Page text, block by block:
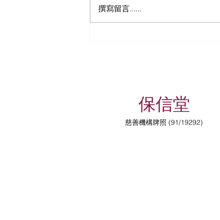
有關收費服務調整通知！
撰寫留言......
保信堂
慈善機構牌照 (91/19292)